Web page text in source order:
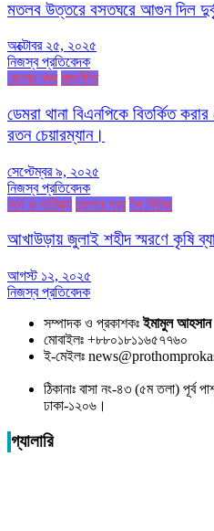
মতলব উত্তরে বসতঘরে আগুন দিল
অক্টোবর ২৫, ২০২৫
নিজস্ব প্রতিবেদক
জেলার খবর রাজনীতি
ডেমরা থানা বিএনপিকে বিতর্কিত
রতন চেয়ারম্যান।
সেপ্টেম্বর ৯, ২০২৫
নিজস্ব প্রতিবেদক
অর্থ ও বাণিজ্য জেলার খবর টপ নিউজ
আখাউড়ায় জুলাই শহীদ স্মরণে কৃষি
আগস্ট ১২, ২০২৫
নিজস্ব প্রতিবেদক
সম্পাদক ও প্রকাশকঃইমামুল আহসান
মোবাইলঃ +৮৮০১৮১১৬৫৭৭৬০
ই-মেইলঃ
ঠিকানাঃ বাসা নং-৪৩ (৫ম তলা) পূর্ব
ঢাকা-১২০৬।
গ্যালারি